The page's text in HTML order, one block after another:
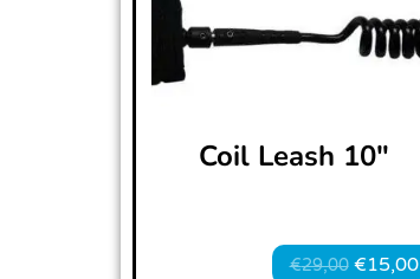
Coil Leash 10″
€29,00 €15,00